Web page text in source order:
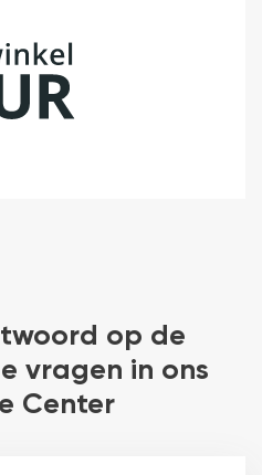
op de
vragen in ons
Center